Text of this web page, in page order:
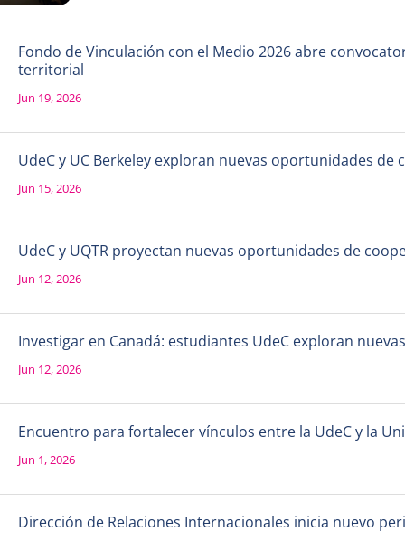
Fondo de Vinculación con el Medio 2026 abre
territorial
Jun 19, 2026
UdeC y UC Berkeley exploran nuevas oportunidades de
Jun 15, 2026
UdeC y UQTR proyectan nuevas oportunidades de
Jun 12, 2026
Investigar en Canadá: estudiantes UdeC exploran
Jun 12, 2026
Encuentro para fortalecer vínculos entre la UdeC y la
Jun 1, 2026
Dirección de Relaciones Internacionales inicia nuevo